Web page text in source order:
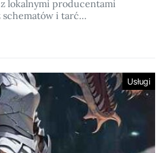
z lokalnymi producentami
schematów i tarć…
Usługi